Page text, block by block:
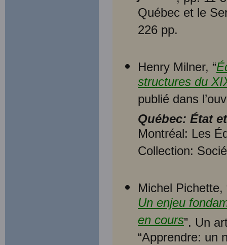
Québec et le
226 pp.
Henry Milner, “
structures du
publié dans
Québec: État
Montréal: Les
Collection:
Michel Pichette,
Un enjeu
en cours”. Un
“Apprendre: un